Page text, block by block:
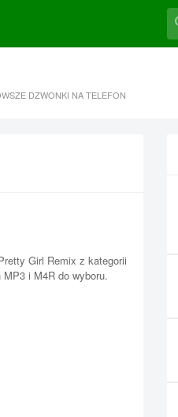
DZWONKI NA TELEFON
Girl Remix z kategorii
i M4R do wyboru.